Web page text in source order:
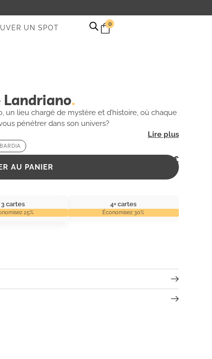
UN SPOT
0
Landriano
un lieu chargé de mystère et d’histoire, où chaque
pénétrer dans son univers?
2,99€
AU PANIER
3 cartes
25%
4+ cartes
Économisez 30%